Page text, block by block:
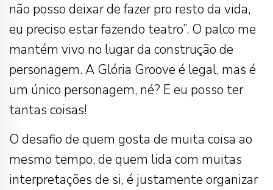
não posso deixar de fazer pro resto da vida,
eu preciso estar fazendo teatro”. O palco me
mantém vivo no lugar da construção de
personagem. A Glória Groove é legal, mas é
um único personagem, né? E eu posso ter
tantas coisas!
O desafio de quem gosta de muita coisa ao
mesmo tempo, de quem lida com muitas
interpretações de si, é justamente organizar